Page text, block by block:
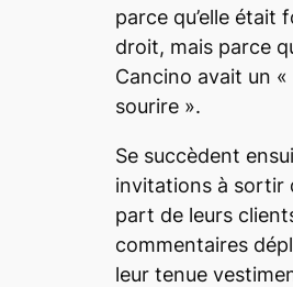
parce qu’elle était
droit, mais parce
Cancino avait un «
sourire ».
Se succèdent
invitations à sortir
part de leurs
commentaires
leur tenue